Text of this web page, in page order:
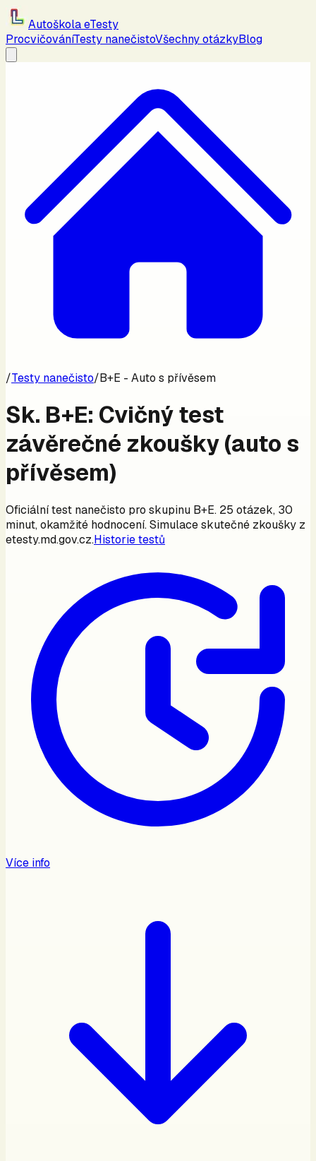
Autoškola eTesty
ProcvičováníTesty nanečistoVšechny otázkyBlog
/Testy nanečisto/B+E - Auto s přívěsem
Sk. B+E: Cvičný test
závěrečné zkoušky (auto s
přívěsem)
Oficiální test nanečisto pro skupinu B+E. 25 otázek, 30
minut, okamžité hodnocení. Simulace skutečné zkoušky z
etesty.md.gov.cz.Historie testů
Více info